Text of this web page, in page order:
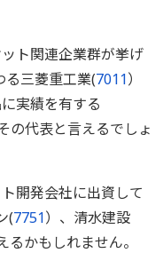
ト関連企業群が挙げ
る三菱重工業(7011）
実績を有する
の代表と言えるでしょ
開発会社に出資して
(7751）、清水建設
かもしれません。